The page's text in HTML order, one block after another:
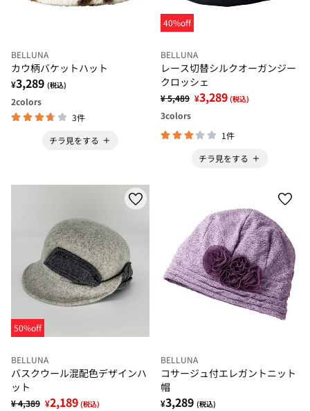
BELLUNA
カウ柄バケットハット
¥3,289 (税込)
2colors
3件
チラ見をする
40%off
BELLUNA
レース切替シルクオーガンジー
クロッシェ
¥ 5,489 ¥3,289 (税込)
3colors
1件
チラ見をする
50%off
BELLUNA
バスクウール混配色デザインハ
ット
¥ 4,389 ¥2,189 (税込)
BELLUNA
コサージュ付エレガントニット
帽
¥3,289 (税込)